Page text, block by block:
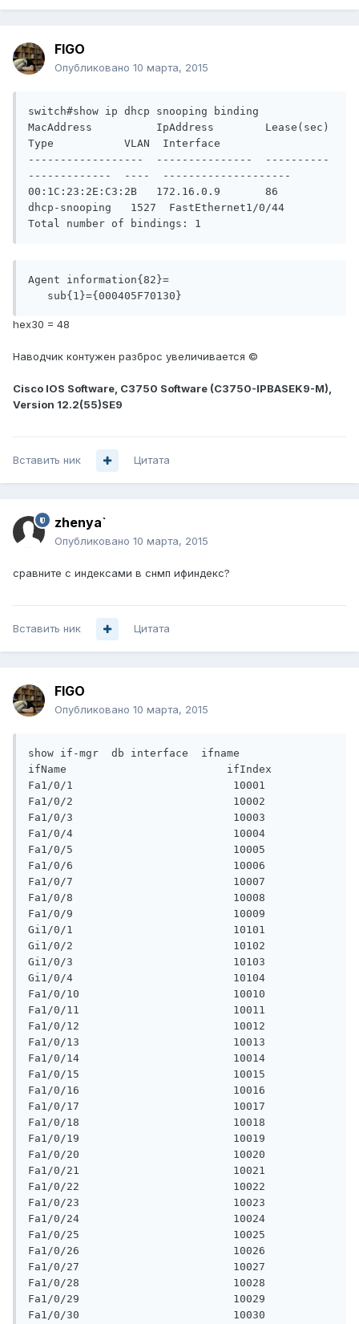
FIGO
Опубликовано 10 марта, 2015
switch#show ip dhcp snooping binding
MacAddress          IpAddress        Lease(sec)
Type           VLAN  Interface
------------------  ---------------  ----------
-------------  ----  --------------------
00:1C:23:2E:C3:2B   172.16.0.9       86
dhcp-snooping   1527  FastEthernet1/0/44
Total number of bindings: 1
Agent information{82}=
   sub{1}={000405F70130}
hex30 = 48
Наводчик контужен разброс увеличивается ©
Cisco IOS Software, C3750 Software (C3750-IPBASEK9-M),
Version 12.2(55)SE9
Вставить ник Цитата
zhenya`
Опубликовано 10 марта, 2015
сравните с индексами в снмп ифиндекс?
Вставить ник Цитата
FIGO
Опубликовано 10 марта, 2015
show if-mgr  db interface  ifname
ifName                         ifIndex
Fa1/0/1                         10001
Fa1/0/2                         10002
Fa1/0/3                         10003
Fa1/0/4                         10004
Fa1/0/5                         10005
Fa1/0/6                         10006
Fa1/0/7                         10007
Fa1/0/8                         10008
Fa1/0/9                         10009
Gi1/0/1                         10101
Gi1/0/2                         10102
Gi1/0/3                         10103
Gi1/0/4                         10104
Fa1/0/10                        10010
Fa1/0/11                        10011
Fa1/0/12                        10012
Fa1/0/13                        10013
Fa1/0/14                        10014
Fa1/0/15                        10015
Fa1/0/16                        10016
Fa1/0/17                        10017
Fa1/0/18                        10018
Fa1/0/19                        10019
Fa1/0/20                        10020
Fa1/0/21                        10021
Fa1/0/22                        10022
Fa1/0/23                        10023
Fa1/0/24                        10024
Fa1/0/25                        10025
Fa1/0/26                        10026
Fa1/0/27                        10027
Fa1/0/28                        10028
Fa1/0/29                        10029
Fa1/0/30                        10030